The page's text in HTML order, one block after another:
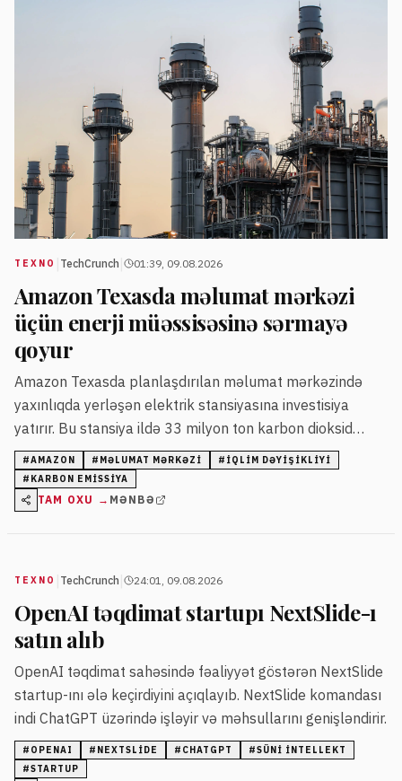
TEXNO TechCrunch 01:39, 09.08.2026
Amazon Texasda məlumat mərkəzi
üçün enerji müəssisəsinə sərmayə
qoyur
Amazon Texasda planlaşdırılan məlumat mərkəzində
yaxınlıqda yerləşən elektrik stansiyasına investisiya
yatırır. Bu stansiya ildə 33 milyon ton karbon dioksid
buraxa bilər ki, bu, ABŞ-da ən yüksək göstəricidir.
#AMAZON # MƏLUMAT MƏRKƏZI # IQLIM DƏYIŞIKLIYI
# KARBON EMISSIYA
TAM OXU → MƏNBƏ
TEXNO TechCrunch 24:01, 09.08.2026
OpenAI təqdimat startupı NextSlide-ı
satın alıb
OpenAI təqdimat sahəsində fəaliyyət göstərən NextSlide
startup-ını ələ keçirdiyini açıqlayıb. NextSlide komandası
indi ChatGPT üzərində işləyir və məhsullarını genişləndirir.
# OPENAI # NEXTSLIDE # CHATGPT #SÜNI INTELLEKT
#STARTUP